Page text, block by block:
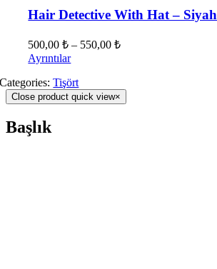
Hair Detective With Hat – Siyah
500,00₺ – 550,00₺
Ayrıntılar
Categories:Tişört
Close product quick view×
Başlık